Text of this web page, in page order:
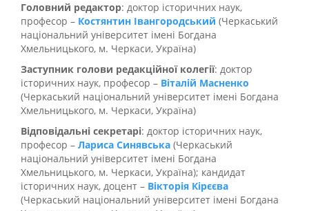
Головний редактор: доктор історичних наук,
професор – Костянтин Івангородський (Черкаський
національний університет імені Богдана
Хмельницького, м. Черкаси, Україна)
Заступник голови редакційної колегії: доктор
історичних наук, професор – Віталій Масненко
(Черкаський національний університет імені Богдана
Хмельницького, м. Черкаси, Україна)
Відповідальні секретарі: доктор історичних наук,
професор – Лариса Синявська (Черкаський
національний університет імені Богдана
Хмельницького, м. Черкаси, Україна); кандидат
історичних наук, доцент – Вікторія Кірєєва
(Черкаський національний університет імені Богдана